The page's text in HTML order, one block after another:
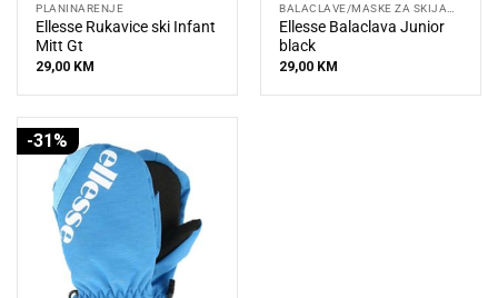
PLANINARENJE
Ellesse Rukavice ski Infant
Mitt Gt
29,00 KM
Ellesse Balaclava Junior
black
29,00 KM
-31%